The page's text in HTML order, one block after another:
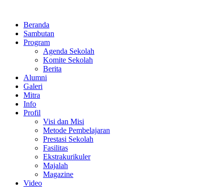
kontenBeranda
Sambutan
Program
Agenda Sekolah
Komite Sekolah
Berita
Alumni
Galeri
Mitra
Info
Profil
Visi dan Misi
Metode Pembelajaran
Prestasi Sekolah
Fasilitas
Ekstrakurikuler
Majalah
Magazine
Video